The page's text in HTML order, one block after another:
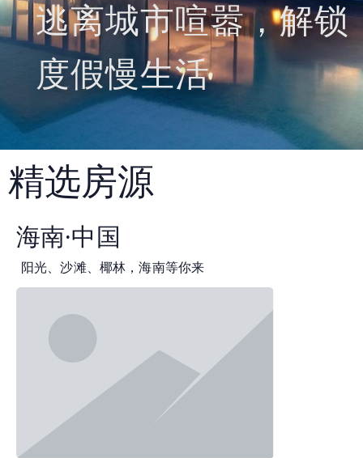
逃离城市喧嚣，解锁
度假慢生活
精选房源
海南·中国
阳光、沙滩、椰林，海南等你来